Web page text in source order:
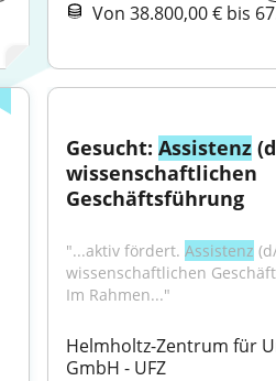
Von 38.800,00 € bis
Gesucht: Assistenz
wissenschaftlichen
Geschäftsführung
"...aktiv fördert. Assistenz
wissenschaftlichen
Im Rahmen..."
Helmholtz-Zentrum für
GmbH - UFZ